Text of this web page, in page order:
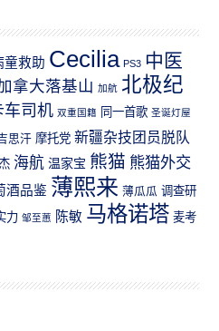
童救助 Cecilia PS3 中医
拿大落基山 加航 北极纪
车司机 双重国籍 同一首歌 圣诞灯屋
思汗 摩托党 新疆杂技团员脱队
海航 温家宝 熊猫 熊猫外交
酒品鉴 薄熙来 薄瓜瓜 调查研
力 邹至蕙 陈敏 马格诺塔 麦考